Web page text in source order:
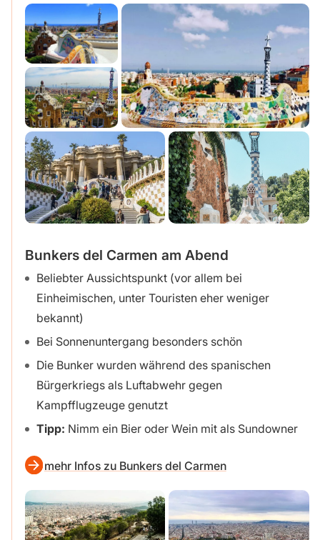
Bunkers del Carmen am Abend
Beliebter Aussichtspunkt (vor allem bei
Einheimischen, unter Touristen eher weniger
bekannt)
Bei Sonnenuntergang besonders schön
Die Bunker wurden während des spanischen
Bürgerkriegs als Luftabwehr gegen
Kampfflugzeuge genutzt
Tipp: Nimm ein Bier oder Wein mit als Sundowner
mehr Infos zu Bunkers del Carmen